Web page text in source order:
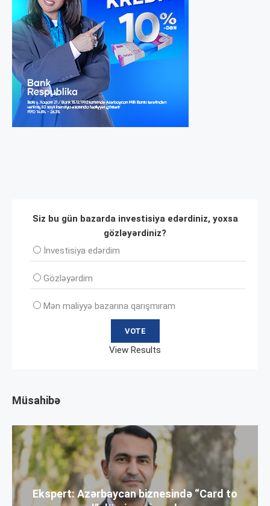
Siz bu gün bazarda investisiya edərdiniz, yoxsa
gözləyərdiniz?
İnvеstisiya edərdim
Gözləyərdim
Mən maliyyə bazarına qarışmıram
View Results
Müsahibə
Ekspert: Azərbaycan biznesində “Card to